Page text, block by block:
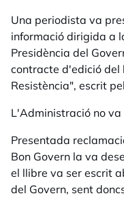
Una periodista va
informació dirigida a
Presidència del
contracte d'edició
Resistència", escrit
L'Administració no
Presentada
Bon Govern la va
el llibre va ser escrit
del Govern, sent